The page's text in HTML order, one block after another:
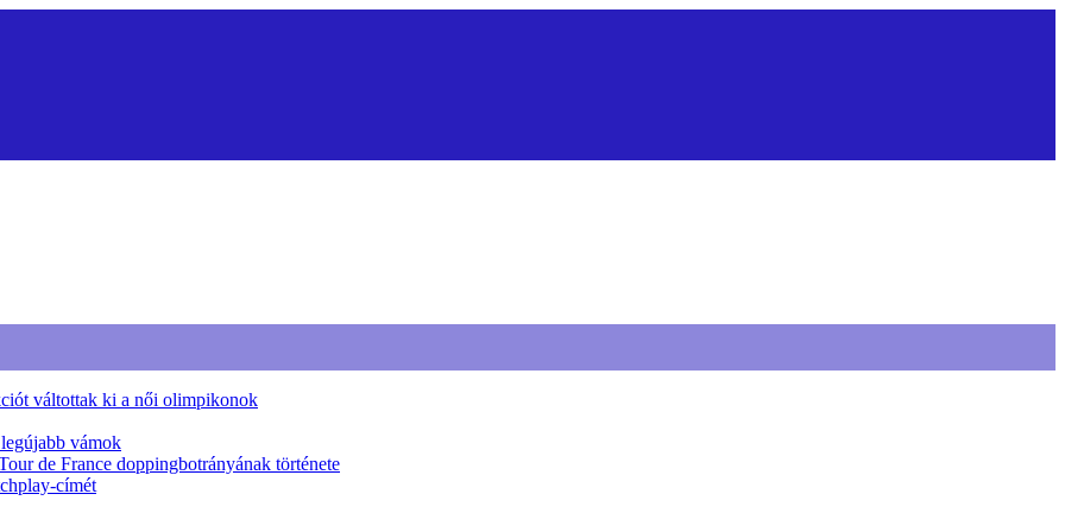
váltottak ki a női olimpikonok
vámok
de France doppingbotrányának története
címét